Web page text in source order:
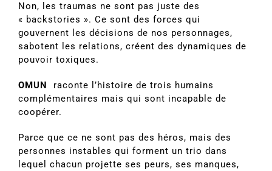
Non, les traumas ne sont pas juste des
« backstories ». Ce sont des forces qui
gouvernent les décisions de nos personnages,
sabotent les relations, créent des dynamiques de
pouvoir toxiques.
OMUN
raconte l’histoire de trois humains
complémentaires mais qui sont incapable de
coopérer.
Parce que ce ne sont pas des héros, mais des
personnes instables qui forment un trio dans
lequel chacun projette ses peurs, ses manques,